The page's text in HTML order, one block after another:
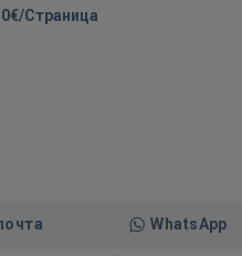
Страница
WhatsApp